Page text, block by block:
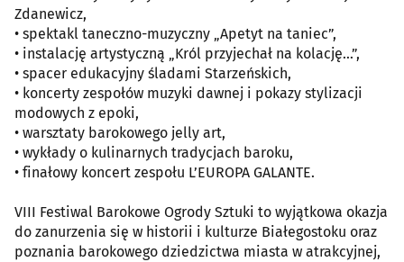
Zdanewicz,
• spektakl taneczno-muzyczny „Apetyt na taniec”,
• instalację artystyczną „Król przyjechał na kolację…”,
• spacer edukacyjny śladami Starzeńskich,
• koncerty zespołów muzyki dawnej i pokazy stylizacji
modowych z epoki,
• warsztaty barokowego jelly art,
• wykłady o kulinarnych tradycjach baroku,
• finałowy koncert zespołu L’EUROPA GALANTE.
VIII Festiwal Barokowe Ogrody Sztuki to wyjątkowa okazja
do zanurzenia się w historii i kulturze Białegostoku oraz
poznania barokowego dziedzictwa miasta w atrakcyjnej,